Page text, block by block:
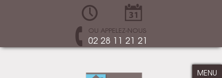
OU APPELEZ-NOUS
02 28 11 21 21
MENU